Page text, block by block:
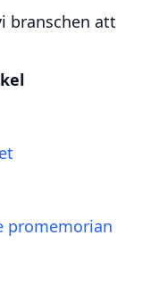
branschen att
promemorian